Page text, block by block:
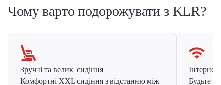
Чому варто подорожувати з KLR?
Зручні та великі сидіння
Комфортні XXL сидіння з відстанню між
Інтернет
Будьте